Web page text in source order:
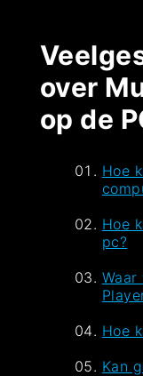
over
op de
Hoe
Hoe
pc?
Hoe
Kan